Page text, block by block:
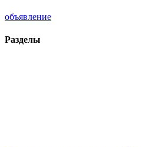
объявление
Разделы